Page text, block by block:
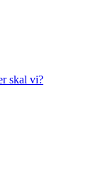
skal vi?